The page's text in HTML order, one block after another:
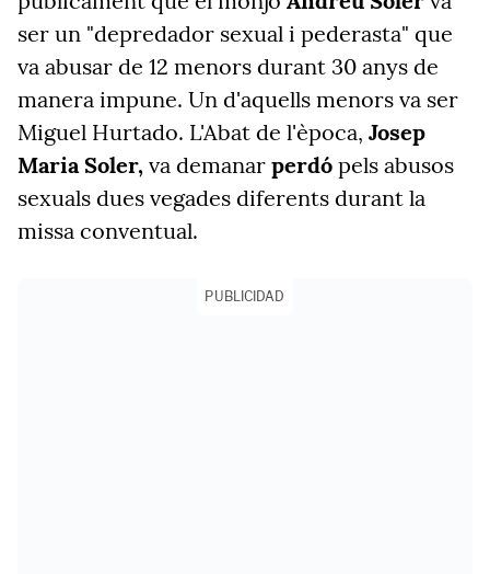
ser un "depredador sexual i pederasta" que
va abusar de 12 menors durant 30 anys de
manera impune. Un d'aquells menors va ser
Miguel Hurtado. L'Abat de l'època, Josep
Maria Soler, va demanar perdó pels abusos
sexuals dues vegades diferents durant la
missa conventual.
PUBLICIDAD